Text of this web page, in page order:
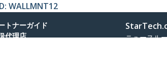
WALLMNT12
トナーガイド
代理店
ニュースル